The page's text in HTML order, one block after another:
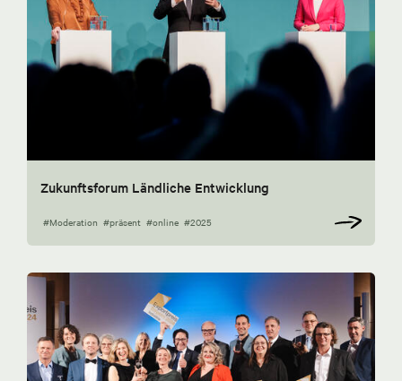
Zukunftsforum Ländliche Entwicklung
#Moderation #präsent #online #2025